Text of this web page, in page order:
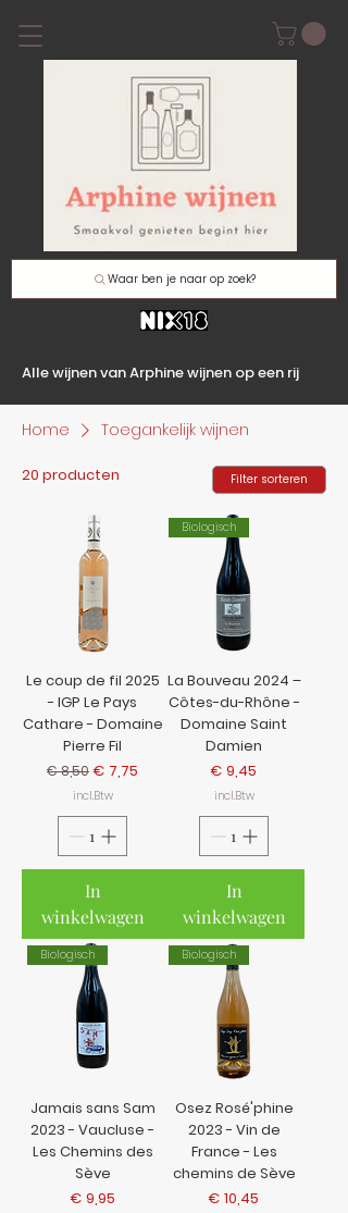
Waar ben je naar op zoek?
Alle wijnen van Arphine wijnen op een rij
Home Toegankelijk wijnen
20 producten Filter sorteren
Le coup de fil 2025
- IGP Le Pays
Cathare - Domaine
Pierre Fil
Normale prijs
€ 8,50Verkoopprijs
€ 7,75
incl.Btw
In
winkelwagen
Biologisch
La Bouveau 2024 –
Côtes-du-Rhône -
Domaine Saint
Damien
Prijs
€ 9,45
incl.Btw
In
winkelwagen
Biologisch
Jamais sans Sam
2023 - Vaucluse -
Les Chemins des
Sève
Prijs
€ 9,95
Biologisch
Osez Rosé'phine
2023 - Vin de
France - Les
chemins de Sève
Prijs
€ 10,45